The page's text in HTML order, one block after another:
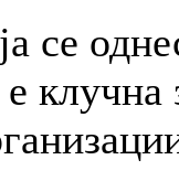
се
клучна